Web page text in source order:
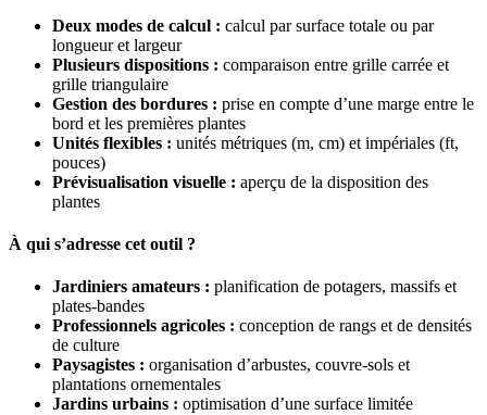
Deux modes de calcul : calcul par surface totale ou par
longueur et largeur
Plusieurs dispositions : comparaison entre grille carrée et
grille triangulaire
Gestion des bordures : prise en compte d’une marge entre le
bord et les premières plantes
Unités flexibles : unités métriques (m, cm) et impériales (ft,
pouces)
Prévisualisation visuelle : aperçu de la disposition des
plantes
À qui s’adresse cet outil ?
Jardiniers amateurs : planification de potagers, massifs et
plates-bandes
Professionnels agricoles : conception de rangs et de densités
de culture
Paysagistes : organisation d’arbustes, couvre-sols et
plantations ornementales
Jardins urbains : optimisation d’une surface limitée